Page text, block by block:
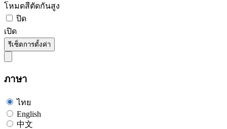
โหมดสีตัดกันสูง
ปิด
เปิด
รีเซ็ตการตั้งค่า
ภาษา
ไทย
English
中文